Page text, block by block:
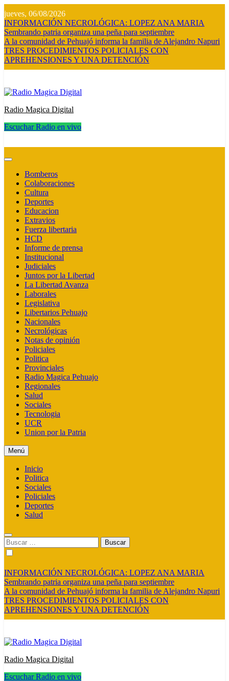
al
contenido
jueves, 06/08/2026
INFORMACIÓN NECROLÓGICA: LOPEZ ANA MARIA
Sembrando patria organiza una peña para septiembre
A la comunidad de Pehuajó informa la familia de Alejandro Napuri
TRES PROCEDIMIENTOS POLICIALES CON
APREHENSIONES Y UNA DETENCIÓN
Radio Magica Digital
Escuchar Radio en vivo
Bomberos
Colaboraciones
Cultura
Deportes
Educacion
Extravios
Fuerza libertaria
HCD
Informe de prensa
Institucional
Judiciales
Juntos por la Libertad
La Libertad Avanza
Laborales
Legislativa
Libertarios Pehuajo
Nacionales
Necrológicas
Notas de opinión
Policiales
Politica
Provinciales
Radio Magica Pehuajo
Regionales
Salud
Sociales
Tecnologia
UCR
Union por la Patria
Menú
Inicio
Politica
Sociales
Policiales
Deportes
Salud
Buscar:
INFORMACIÓN NECROLÓGICA: LOPEZ ANA MARIA
Sembrando patria organiza una peña para septiembre
A la comunidad de Pehuajó informa la familia de Alejandro Napuri
TRES PROCEDIMIENTOS POLICIALES CON
APREHENSIONES Y UNA DETENCIÓN
Radio Magica Digital
Escuchar Radio en vivo